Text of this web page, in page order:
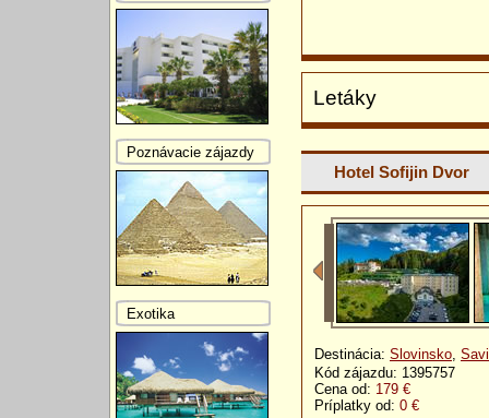
Letáky
Hotel Sofijin Dvor
Destinácia: Slovinsko,
Kód zájazdu: 1395757
Cena od: 179 €
Príplatky od: 0 €
Poznávacie zájazdy
Exotika